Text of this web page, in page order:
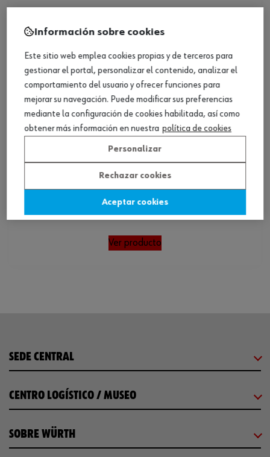
Casquillo roscado Time-Sert
Ver producto
SEDE CENTRAL
CENTRO LOGÍSTICO / MUSEO
SOBRE WÜRTH
Información sobre cookies
Este sitio web emplea cookies propias y de terceros para
gestionar el portal, personalizar el contenido, analizar el
comportamiento del usuario y ofrecer funciones para
mejorar su navegación. Puede modificar sus preferencias
mediante la configuración de cookies habilitada, así como
obtener más información en nuestra política de cookies
Personalizar
Rechazar cookies
Aceptar cookies